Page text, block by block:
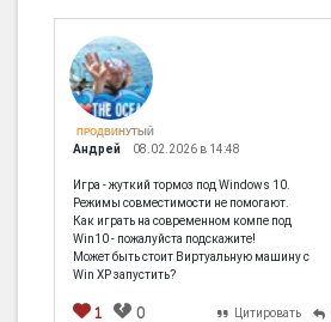
ПРОДВИНУТЫЙ
Андрей 08.02.2026 в 14:48
Игра - жуткий тормоз под Windows 10.
Режимы совместимости не помогают.
Как играть на современном компе под
Win10 - пожалуйста подскажите!
Может быть стоит Виртуальную машину с
Win XP запустить?
1 0 Цитировать